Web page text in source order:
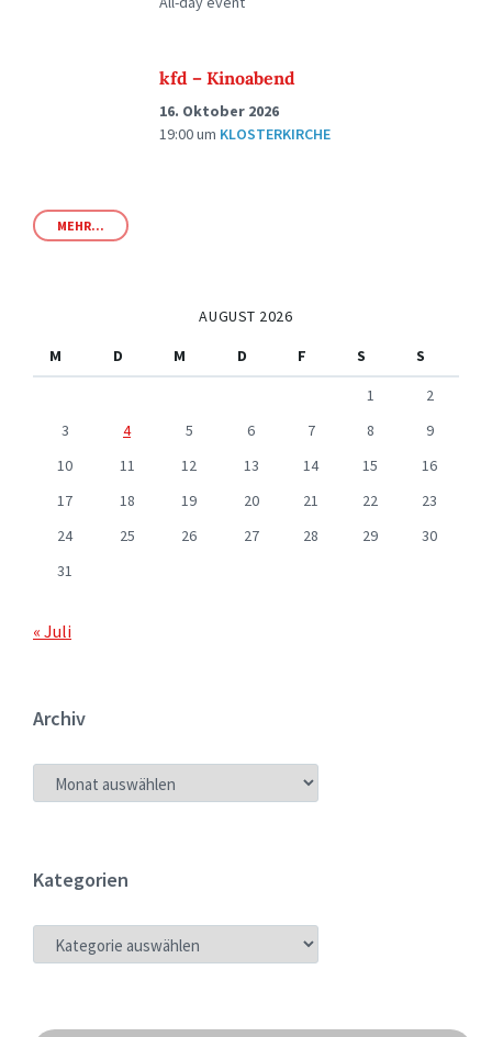
kfd – Kinoabend
16. Oktober 2026
19:00um KLOSTERKIRCHE
MEHR...
AUGUST 2026
M
D M D F S
S
1
2
3
4 5 6 7 8
9
10
11 12 13 14 15
16
17
18 19 20 21 22
23
24
25 26 27 28 29
30
31
« Juli
Archiv
ARCHIV
Kategorien
KATEGORIEN